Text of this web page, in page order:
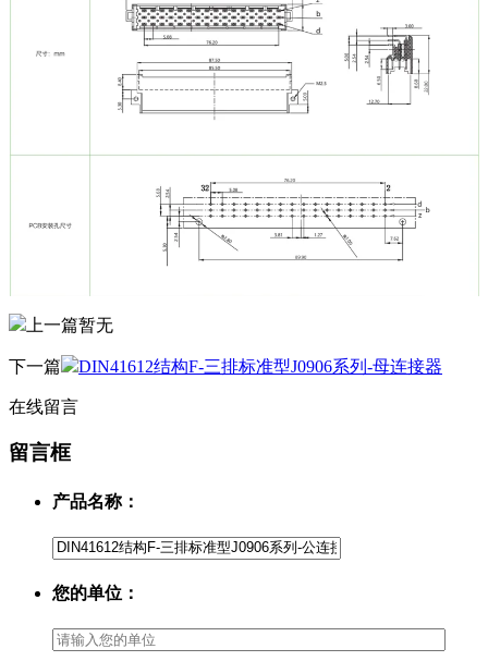
上一篇暂无
下一篇 DIN41612结构F-三排标准型J0906系列-母连接器
在线留言
留言框
产品名称：
您的单位：